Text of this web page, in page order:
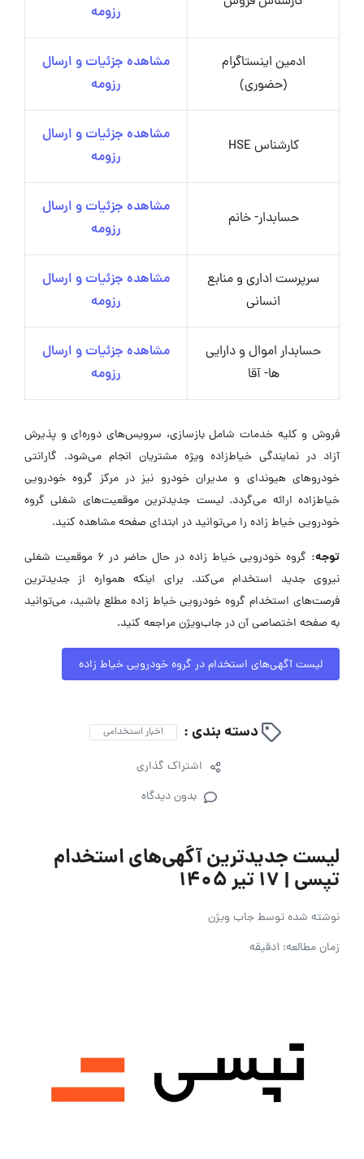
رزومه
ادمین اینستاگرام
(حضوری)
مشاهده جزئیات و ارسال
رزومه
کارشناس HSE
مشاهده جزئیات و ارسال
رزومه
حسابدار- خانم
مشاهده جزئیات و ارسال
رزومه
سرپرست اداری و منابع
انسانی
مشاهده جزئیات و ارسال
رزومه
حسابدار اموال و دارایی
ها- آقا
مشاهده جزئیات و ارسال
رزومه
فروش و کلیه خدمات شامل بازسازی، سرویس‌های دوره‌ای و پذیرش
آزاد در نمایندگی خیاط‌زاده ویژه مشتریان انجام می‌شود. گارانتی
خودروهای هیوندای و مدیران خودرو نیز در مرکز گروه خودرویی
خیاط‌زاده ارائه می‌گردد. لیست جدیدترین موقعیت‌های شغلی گروه
خودرویی خیاط زاده را می‌توانید در ابتدای صفحه مشاهده کنید.
توجه:
گروه خودرویی خیاط زاده در حال حاضر در ۶ موقعیت شغلی
نیروی جدید استخدام می‌کند. برای اینکه همواره از جدیدترین
فرصت‌های استخدام گروه خودرویی خیاط زاده مطلع باشید، می‌توانید
به صفحه اختصاصی آن در جاب‌ویژن مراجعه کنید.
لیست آگهی‌های استخدام در گروه خودرویی خیاط زاده
دسته بندی : اخبار استخدامی
اشتراک گذاری
بدون دیدگاه
لیست جدیدترین آگهی‌های استخدام
تپسی | ۱۷ تیر ۱۴۰۵
نوشته شده توسطجاب ویژن
زمان مطالعه: 1دقیقه